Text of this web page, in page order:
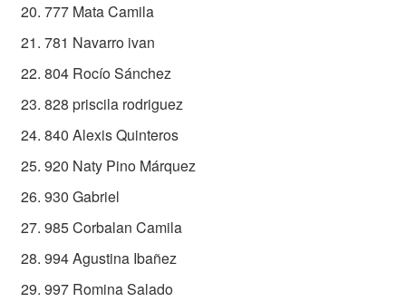
777 Mata Camila
781 Navarro ivan
804 Rocío Sánchez
828 priscila rodriguez
840 Alexis Quinteros
920 Naty Pino Márquez
930 Gabriel
985 Corbalan Camila
994 Agustina Ibañez
997 Romina Salado